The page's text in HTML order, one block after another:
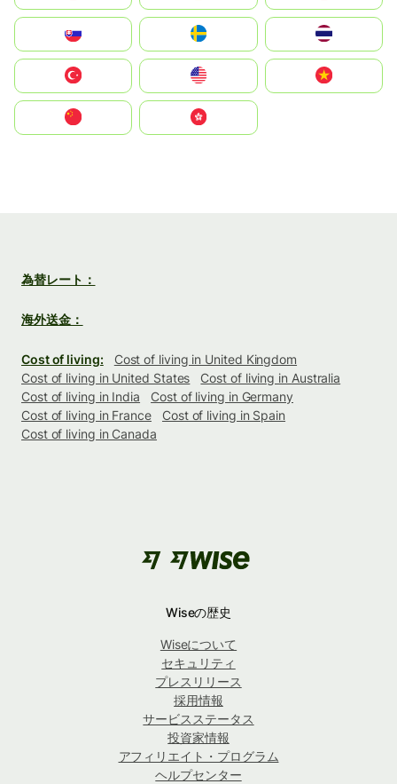
United States
中國香港特別行政區
為替レート：
海外送金：
Cost of living:
Cost of living in United Kingdom
Cost of living in United States
Cost of living in Australia
Cost of living in India
Cost of living in Germany
Cost of living in France
Cost of living in Spain
Cost of living in Canada
Wiseの歴史
Wiseについて
セキュリティ
プレスリリース
採用情報
サービスステータス
投資家情報
アフィリエイト・プログラム
ヘルプセンター